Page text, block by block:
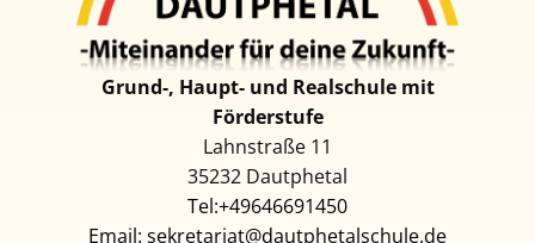
Grund-, Haupt- und Realschul​e mit
Förderstufe
Lahnstraße 11
35232 D​autphetal
Tel:+49646691450
Email: sekretariat@dautphetalschule.de